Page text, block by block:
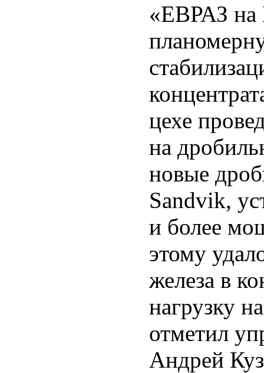
«ЕВРАЗ на
цехе
на
новые
Sandvik,
и более
этому
железа в
нагрузку
отметил
Андрей